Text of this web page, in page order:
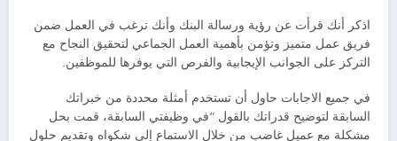
اذكر أنك قرأت عن رؤية ورسالة البنك وأنك ترغب في العمل ضمن
فريق عمل متميز وتؤمن بأهمية العمل الجماعي لتحقيق النجاح مع
التركز على الجوانب الإيجابية والفرص التي يوفرها للموظفين.
في جميع الاجابات حاول أن تستخدم أمثلة محددة من خبراتك
السابقة لتوضيح قدراتك بالقول “في وظيفتي السابقة، قمت بحل
مشكلة مع عميل غاضب من خلال الاستماع إلى شكواه وتقديم حلول